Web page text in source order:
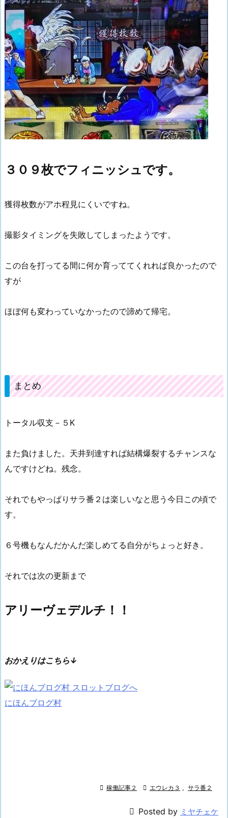
３０９枚でフィニッシュです。
獲得枚数がアホ程見にくいですね。
撮影タイミングを失敗してしまったようです。
この台を打ってる間に何か育っててくれれば良かったので
すが
ほぼ何も変わっていなかったので諦めて帰宅。
まとめ
トータル収支－５K
また負けました。天井到達すれば結構爆裂するチャンスな
んですけどね。残念。
それでもやっぱりサラ番２は楽しいなと思う今日この頃で
す。
６号機もなんだかんだ楽しめてる自分がちょっと好き。
それでは次の更新まで
アリーヴェデルチ！！
おかえりはこちら↓
にほんブログ村
 稼働記事２  エウレカ３ , サラ番２
 Posted by ミヤチェケ